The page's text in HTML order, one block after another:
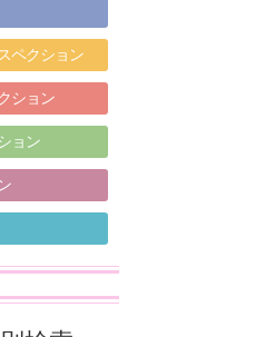
ペクション
ション
ョン